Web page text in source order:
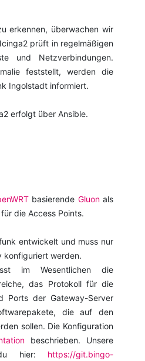
erkennen, überwachen wir
prüft in regelmäßigen
und Netzverbindungen.
feststellt, werden die
Ingolstadt informiert.
erfolgt über Ansible.
basierende Gluonals
die Access Points.
entwickelt und muss nur
konfiguriert werden.
im Wesentlichen die
das Protokoll für die
Ports der Gateway-Server
die auf den
sollen. Die Konfiguration
beschrieben. Unsere
du hier: https://git.bingo-